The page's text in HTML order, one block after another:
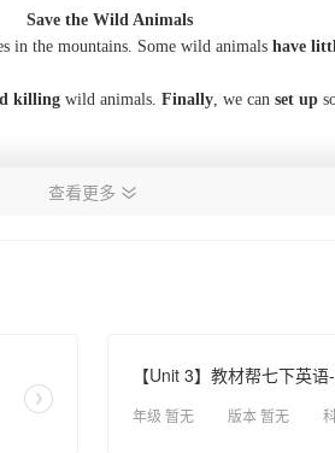
Save the Wild Animals
in the mountains. Some wild animals have
killing wild animals. Finally, we can set up
查看更多
【Unit 3】教材帮七下英
年级 暂无 版本 暂无